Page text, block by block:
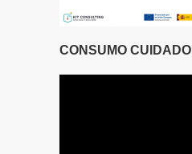
CONSUMO CUIDADO